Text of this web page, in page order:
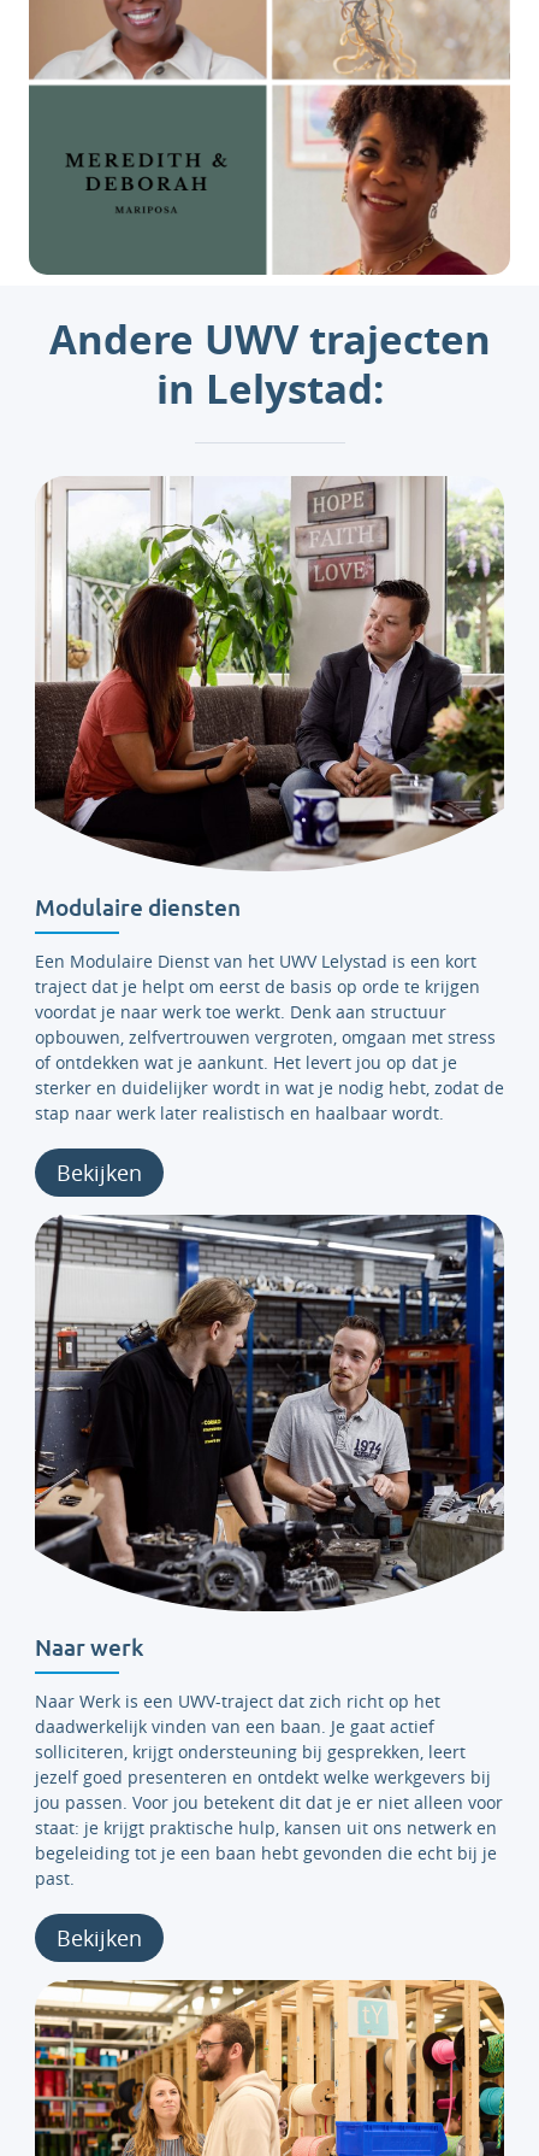
Andere UWV trajecten
in Lelystad:
Modulaire diensten
Een Modulaire Dienst van het UWV Lelystad is een kort
traject dat je helpt om eerst de basis op orde te krijgen
voordat je naar werk toe werkt. Denk aan structuur
opbouwen, zelfvertrouwen vergroten, omgaan met stress
of ontdekken wat je aankunt. Het levert jou op dat je
sterker en duidelijker wordt in wat je nodig hebt, zodat de
stap naar werk later realistisch en haalbaar wordt.
Bekijken
Naar werk
Naar Werk is een UWV-traject dat zich richt op het
daadwerkelijk vinden van een baan. Je gaat actief
solliciteren, krijgt ondersteuning bij gesprekken, leert
jezelf goed presenteren en ontdekt welke werkgevers bij
jou passen. Voor jou betekent dit dat je er niet alleen voor
staat: je krijgt praktische hulp, kansen uit ons netwerk en
begeleiding tot je een baan hebt gevonden die echt bij je
past.
Bekijken